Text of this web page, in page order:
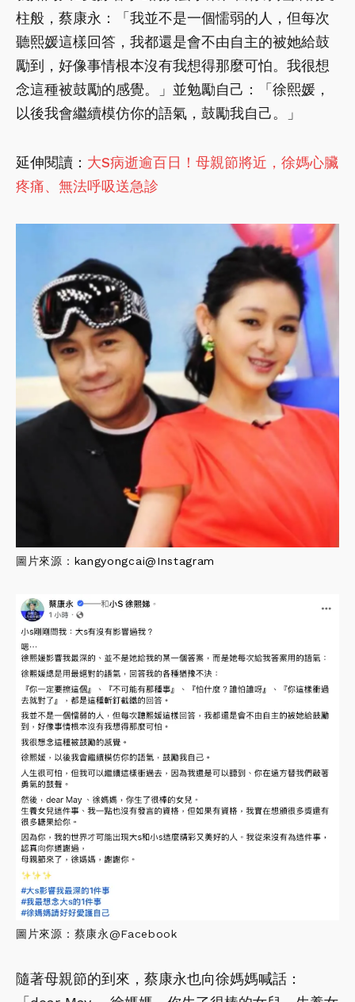
柱般，蔡康永：「我並不是一個懦弱的人，但每次
聽熙媛這樣回答，我都還是會不由自主的被她給鼓
勵到，好像事情根本沒有我想得那麼可怕。我很想
念這種被鼓勵的感覺。」並勉勵自己：「徐熙媛，
以後我會繼續模仿你的語氣，鼓勵我自己。」
延伸閱讀： 大S病逝逾百日！母親節將近，徐媽心臟
疼痛、無法呼吸送急診
圖片來源： kangyongcai@Instagram
圖片來源：蔡康永@Facebook
隨著母親節的到來，蔡康永也向徐媽媽喊話：